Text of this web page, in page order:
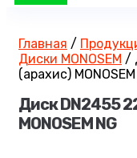
Главная /
Диски MONOSEM /
(арахис) MONOSEM
Диск DN2455
MONOSEM NG